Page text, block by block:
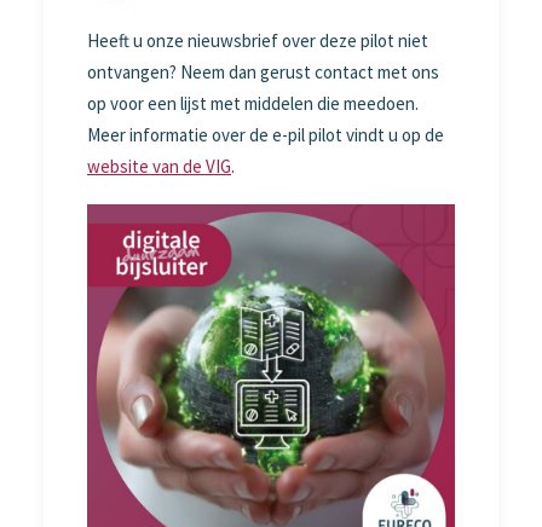
Heeft u onze nieuwsbrief over deze pilot niet
ontvangen? Neem dan gerust contact met ons
op voor een lijst met middelen die meedoen.
Meer informatie over de e-pil pilot vindt u op de
website van de VIG.